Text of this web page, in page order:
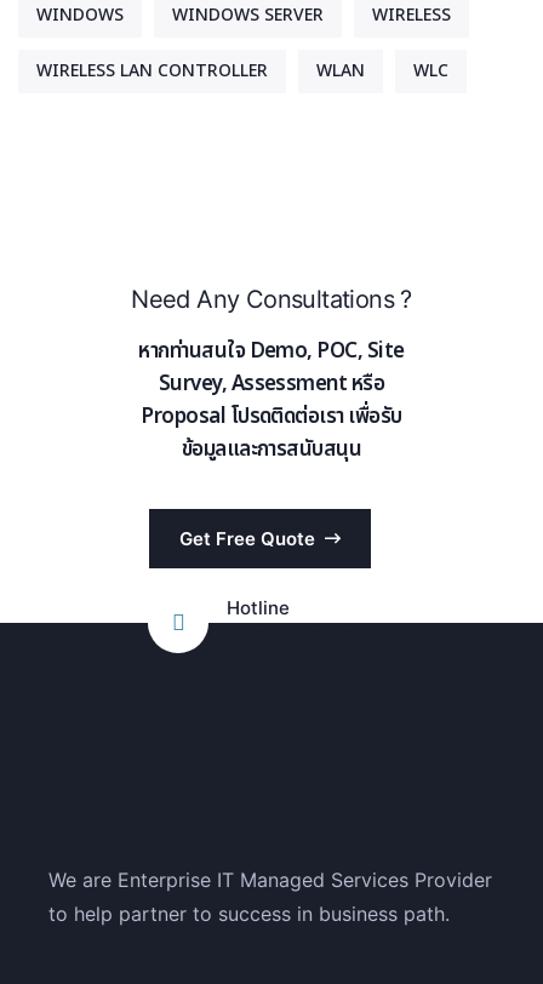
WINDOWS WINDOWS SERVER WIRELESS
WIRELESS LAN CONTROLLER WLAN WLC
Need Any Consultations ?
หากท่านสนใจ Demo, POC, Site
Survey, Assessment หรือ
Proposal โปรดติดต่อเรา เพื่อรับ
ข้อมูลและการสนับสนุน
Get Free Quote
Hotline
We are Enterprise IT Managed Services Provider
to help partner to success in business path.